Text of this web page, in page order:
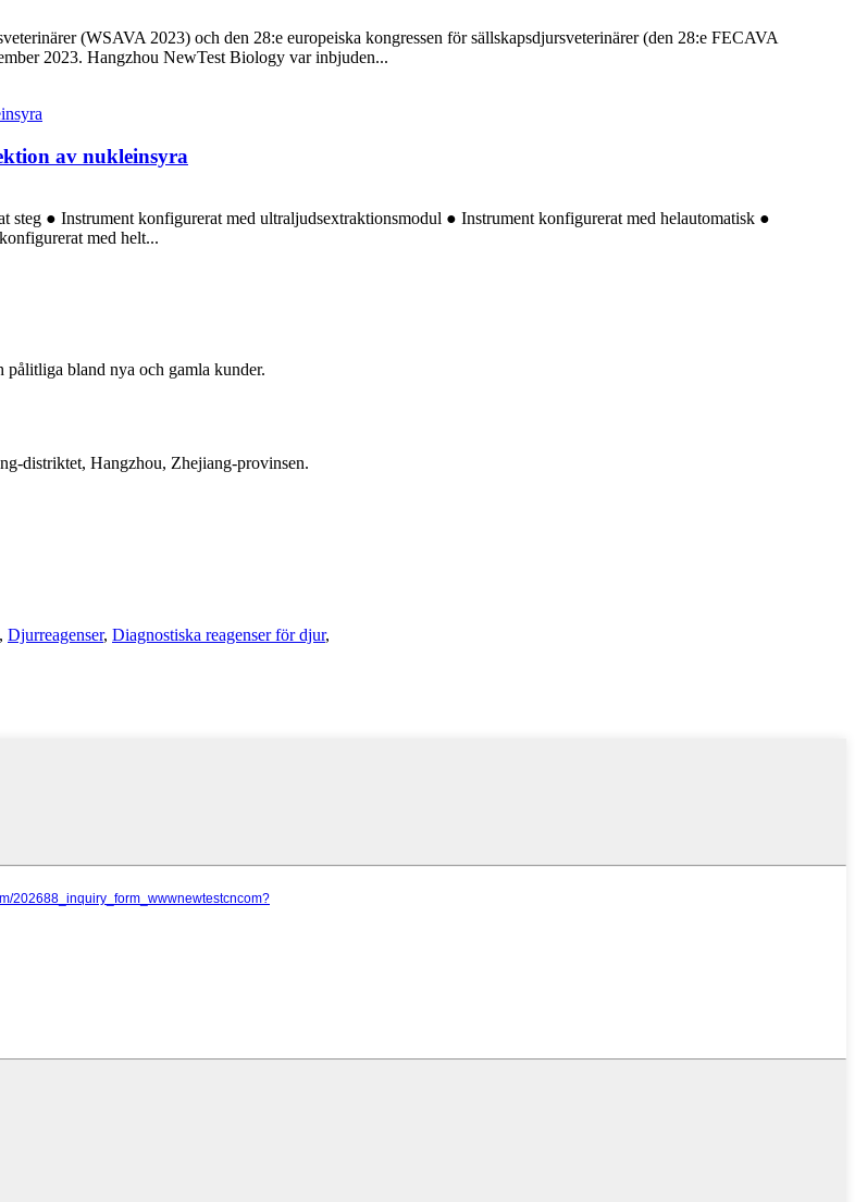
(WSAVA 2023) och den 28:e europeiska kongressen för sällskapsdjursveterinärer (den 28:e FECAVA
2023. Hangzhou NewTest Biology var inbjuden...
av nukleinsyra
● Instrument konfigurerat med ultraljudsextraktionsmodul ● Instrument konfigurerat med helautomatisk ●
med helt...
bland nya och gamla kunder.
distriktet, Hangzhou, Zhejiang-provinsen.
, Djurreagenser, Diagnostiska reagenser för djur,